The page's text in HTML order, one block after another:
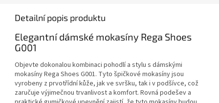
Detailní popis produktu
Elegantní dámské mokasíny Rega Shoes
G001
Objevte dokonalou kombinaci pohodlí a stylu s dámskými
mokasíny Rega Shoes G001. Tyto špičkové mokasíny jsou
vyrobeny z prvotřídní kůže, jak ve svršku, tak i v podšívce, což
zaručuje výjimečnou trvanlivost a komfort. Rovná podešev a